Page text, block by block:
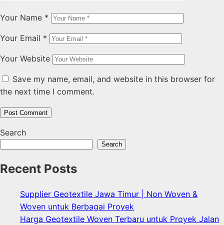
Your Name *
Your Email *
Your Website
Save my name, email, and website in this browser for
the next time I comment.
Search
Search
Recent Posts
Supplier Geotextile Jawa Timur | Non Woven &
Woven untuk Berbagai Proyek
Harga Geotextile Woven Terbaru untuk Proyek Jalan